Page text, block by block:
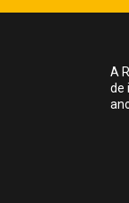
A
de